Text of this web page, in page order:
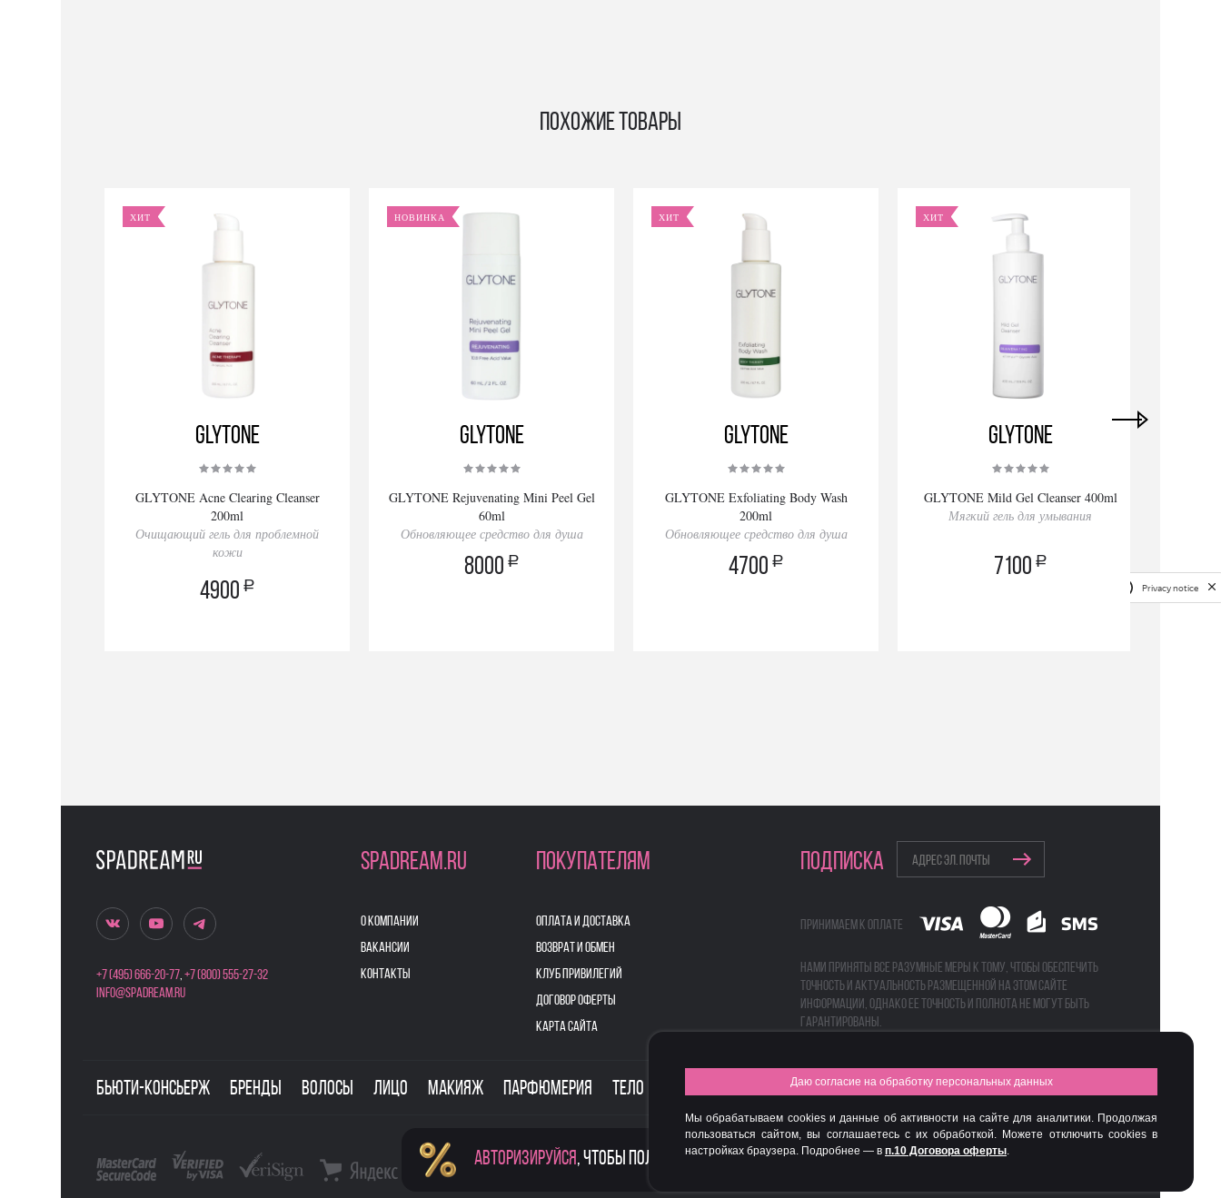
Похожие товары
ХИТ
GLYTONE
GLYTONE Acne Clearing Cleanser
200ml
Очищающий гель для проблемной
кожи
4900 a
НОВИНКА
GLYTONE
GLYTONE Rejuvenating Mini Peel Gel
60ml
Обновляющее средство для душа
8000 a
ХИТ
GLYTONE
GLYTONE Exfoliating Body Wash
200ml
Обновляющее средство для душа
4700 a
ХИТ
GLYTONE
GLYTONE Mild Gel Cleanser 400ml
Мягкий гель для умывания
7100 a
+7 (495) 666-20-77,+7 (800) 555-27-32
info@spadream.ru
SPADREAM.RU
О КОМПАНИИ
ВАКАНСИИ
КОНТАКТЫ
ПОКУПАТЕЛЯМ
ОПЛАТА И ДОСТАВКА
ВОЗВРАТ И ОБМЕН
КЛУБ ПРИВИЛЕГИЙ
ДОГОВОР ОФЕРТЫ
КАРТА САЙТА
ПОДПИСКА
Принимаем к оплате
Нами приняты все разумные меры к тому, чтобы обеспечить
точность и актуальность размещенной на этом сайте
информации, однако ее точность и полнота не могут быть
гарантированы.
Бьюти-консьерж Бренды Волосы Лицо Макияж Парфюмерия Тело Для дома Бьюти-боксы
FASHION NEW YEAR AWARDS 2015
Авторизируйся, чтобы получить скидку
Даю согласие на обработку персональных данных
Мы обрабатываем cookies и данные об активности на сайте для аналитики. Продолжая
пользоваться сайтом, вы соглашаетесь с их обработкой. Можете отключить cookies в
настройках браузера. Подробнее — в п.10 Договора оферты.
Privacy notice